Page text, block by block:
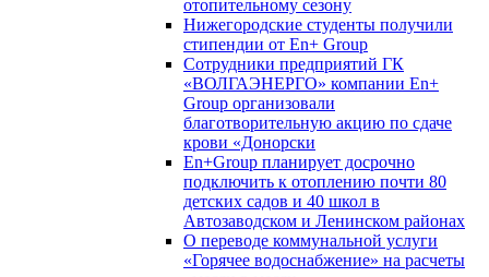
отопительному сезону
Нижегородские студенты получили
стипендии от En+ Group
Сотрудники предприятий ГК
«ВОЛГАЭНЕРГО» компании En+
Group организовали
благотворительную акцию по сдаче
крови «Донорски
En+Group планирует досрочно
подключить к отоплению почти 80
детских садов и 40 школ в
Автозаводском и Ленинском районах
О переводе коммунальной услуги
«Горячее водоснабжение» на расчеты